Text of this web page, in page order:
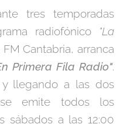
tres temporadas
radiofónico "La
FM Cantabria, arranca
Primera Fila Radio".
llegando a las dos
emite todos los
sábados a las 12:00